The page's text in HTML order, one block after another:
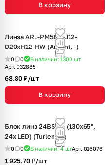
В корзину
Линза ARL-PM585-U12-
D20xH12-HW (Arlight, -)
0 0 В наличии: 1300 шт
Арт. 032885
68.80 ₽/шт
В корзину
Блок линз 24BST-E (130x65°,
24x LED) (Turlens, -)
0 0 В наличии: 4штАрт. 016076
1 925.70 ₽/шт